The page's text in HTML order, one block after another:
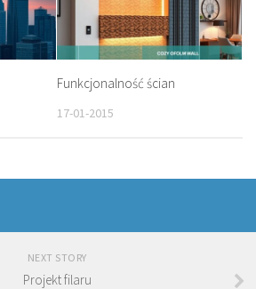
Funkcjonalność ścian
17-01-2015
NEXT STORY
Projekt filaru